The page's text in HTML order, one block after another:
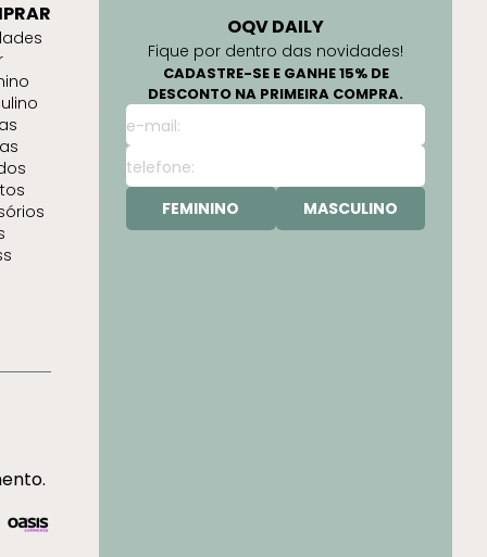
OQV DAILY
Fique por dentro das novidades!
CADASTRE-SE E GANHE 15% DE
DESCONTO NA PRIMEIRA COMPRA.
FEMININO MASCULINO